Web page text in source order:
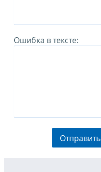
Ошибка в тексте:
Отправить